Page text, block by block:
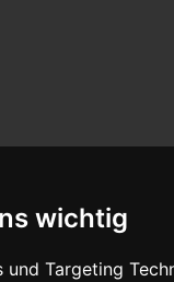
wichtig
Targeting